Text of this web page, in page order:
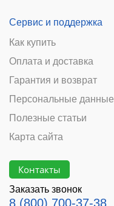
Сервис и поддержка
Как купить
Оплата и доставка
Гарантия и возврат
Персональные данные
Полезные статьи
Карта сайта
Контакты
Заказать звонок
8 (800) 700-37-38